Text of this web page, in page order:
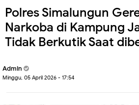
Polres Simalungun
Narkoba di Kampung
Tidak Berkutik Saat
Admin
Minggu, 05 April 2026 - 17:54